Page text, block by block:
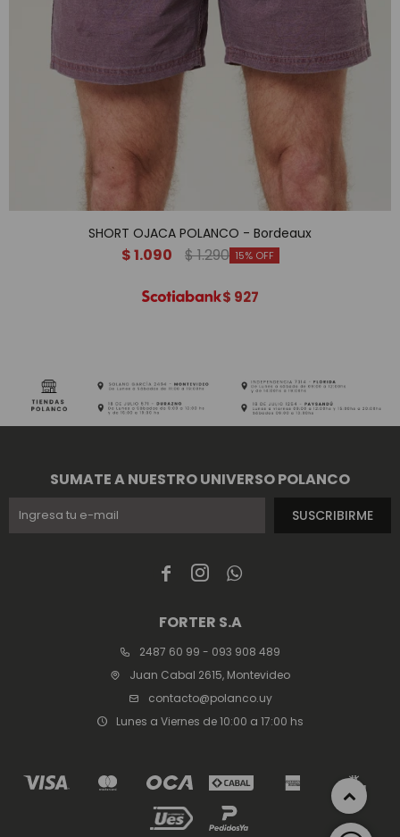
SHORT OJACA POLANCO - Bordeaux
$1.090 $1.290 15
$ 927
  
FORTER S.A
2487 60 99 - 093 908 489
Juan Cabal 2615, Montevideo
contacto@polanco.uy
Lunes a Viernes de 10:00 a 17:00 hs
SUMATE A NUESTRO UNIVERSO POLANCO
SUSCRIBIRME